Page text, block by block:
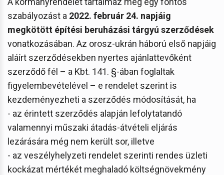
szabályozást a 2022. február 24. napjáig
megkötött építési beruházási tárgyú szerződések
vonatkozásában. Az orosz-ukrán háború első napjáig
aláírt szerződésekben nyertes ajánlattevőként
szerződő fél – a Kbt. 141. §-ában foglaltak
figyelembevételével – e rendelet szerint is
kezdeményezheti a szerződés módosítását, ha
- az érintett szerződés alapján lefolytatandó
valamennyi műszaki átadás-átvételi eljárás
lezárására még nem került sor, illetve
- az veszélyhelyzeti rendelet szerinti rendes üzleti
kockázat mértékét meghaladó költségnövekmény